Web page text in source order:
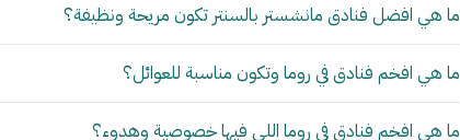
ما هي افضل فنادق مانشستر بالسنتر تكون مريحة ونظيفة؟
ما هي افخم فنادق في روما وتكون مناسبة للعوائل؟
ما هي افخم فنادق في روما اللي فيها خصوصية وهدوء؟